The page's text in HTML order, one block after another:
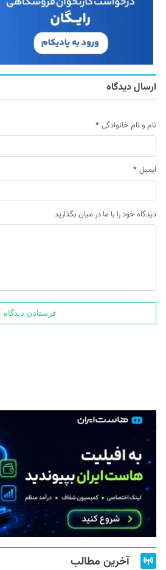
ارسال دیدگاه
نام و نام خانوادگی *
ایمیل *
دیدگاه خود را با ما در میان بگذارید
آخرین مطالب